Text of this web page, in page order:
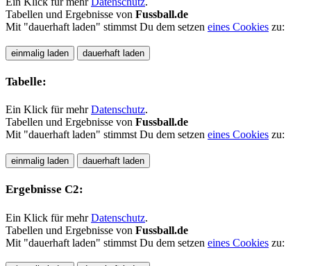
Tabellen und Ergebnisse von Fussball.de
Mit "dauerhaft laden" stimmst Du dem setzen eines Cookies zu:
Tabelle:
Ein Klick für mehrDatenschutz.
Tabellen und Ergebnisse von Fussball.de
Mit "dauerhaft laden" stimmst Du dem setzen eines Cookies zu:
Ergebnisse C2:
Ein Klick für mehrDatenschutz.
Tabellen und Ergebnisse von Fussball.de
Mit "dauerhaft laden" stimmst Du dem setzen eines Cookies zu: